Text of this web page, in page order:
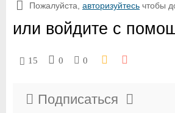
Пожалуйста, авторизуйтесь чтобы
или войдите с
15 0 0
Подписаться